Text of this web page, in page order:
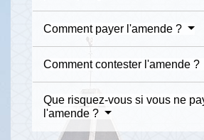
Comment payer l'amende ?
Comment contester l'amende ?
Que risquez-vous si vous ne
l'amende ?